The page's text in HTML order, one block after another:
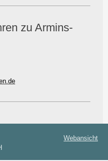
zu Armins-
Webansicht